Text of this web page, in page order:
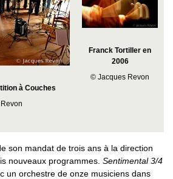
à Couches
Franck Tortiller en
2006
© Jacques Revon
son mandat de trois ans à la direction
nouveaux programmes. Sentimental 3/4
un orchestre de onze musiciens dans